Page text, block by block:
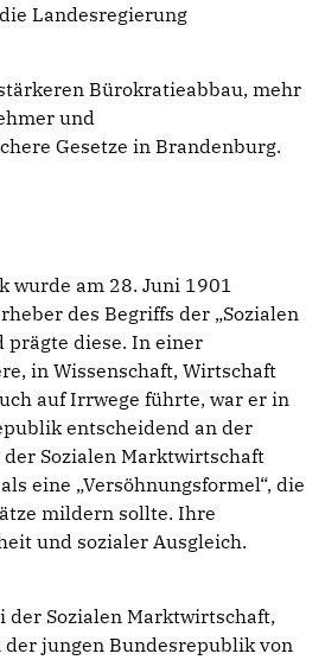
Landesregierung
Bürokratieabbau, mehr
und
Gesetze in Brandenburg.
wurde am 28. Juni 1901
des Begriffs der „Sozialen
prägte diese. In einer
in Wissenschaft, Wirtschaft
auf Irrwege führte, war er in
entscheidend an der
der Sozialen Marktwirtschaft
eine „Versöhnungsformel“, die
mildern sollte. Ihre
und sozialer Ausgleich.
der Sozialen Marktwirtschaft,
jungen Bundesrepublik von